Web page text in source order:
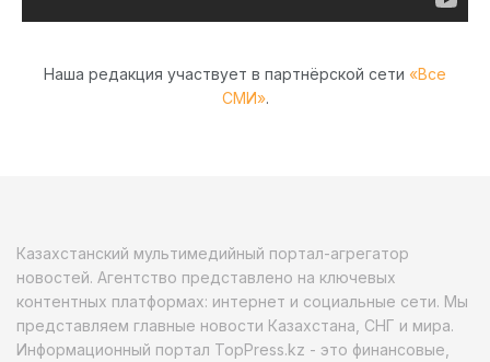
Наша редакция участвует в партнёрской сети «Все
СМИ».
Казахстанский мультимедийный портал-агрегатор
новостей. Агентство представлено на ключевых
контентных платформах: интернет и социальные сети. Мы
представляем главные новости Казахстана, СНГ и мира.
Информационный портал TopPress.kz - это финансовые,